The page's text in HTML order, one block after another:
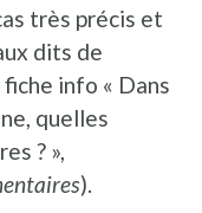
très précis et
dits de
info « Dans
quelles
? »,
).